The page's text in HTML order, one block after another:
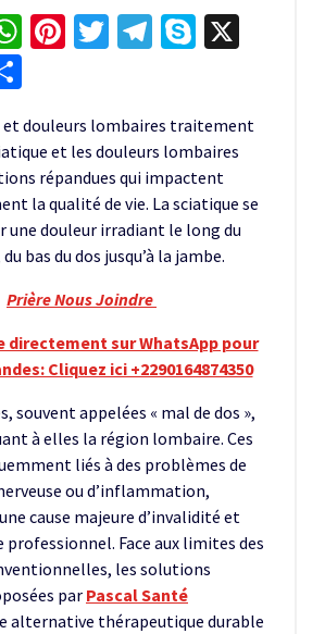
WhatsApp
Pinterest
Twitter
Telegram
Skype
et douleurs lombaires traitement
et les douleurs lombaires
répandues qui impactent
la qualité de vie. La sciatique se
une douleur irradiant le long du
bas du dos jusqu’à la jambe.
Prière Nous Joindre
directement sur WhatsApp pour
Cliquez ici +2290164874350
souvent appelées « mal de dos »,
à elles la région lombaire. Ces
liés à des problèmes de
ou d’inflammation,
cause majeure d’invalidité et
professionnel. Face aux limites des
les solutions
par Pascal Santé
alternative thérapeutique durable